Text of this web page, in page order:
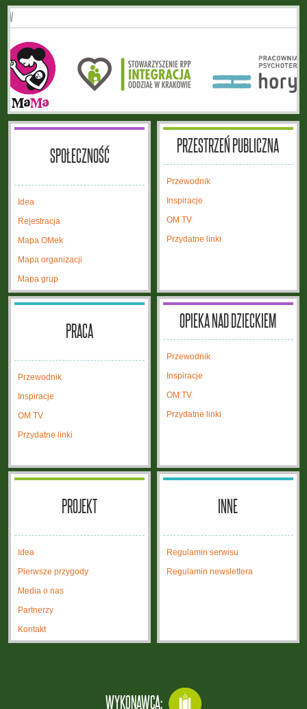
SPOŁECZNOŚĆ
Idea
Rejestracja
Mapa OMek
Mapa organizacji
Mapa grup
PRZESTRZEŃ PUBLICZNA
Przewodnik
Inspiracje
OM TV
Przydatne linki
PRACA
Przewodnik
Inspiracje
OM TV
Przydatne linki
OPIEKA NAD DZIECKIEM
Przewodnik
Inspiracje
OM TV
Przydatne linki
PROJEKT
Idea
Pierwsze przygody
Media o nas
Partnerzy
Kontakt
INNE
Regulamin serwisu
Regulamin newslettera
WYKONAWCA: